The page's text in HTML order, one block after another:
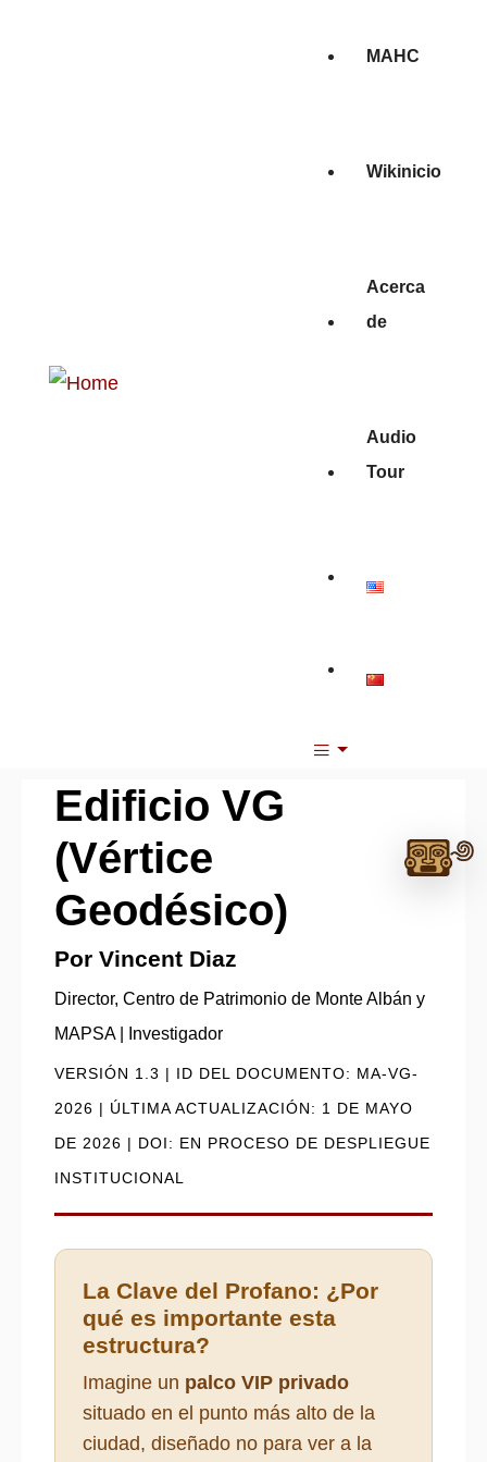
Ask
me
Monte
GPT
MAHC
Wikinicio
Acerca
de
Audio
Tour
Edificio VG
(Vértice
Geodésico)
Por Vincent Diaz
Director, Centro de Patrimonio de Monte Albán y
MAPSA | Investigador
VERSIÓN 1.3 | ID DEL DOCUMENTO: MA-VG-
2026 | ÚLTIMA ACTUALIZACIÓN: 1 DE MAYO
DE 2026 | DOI: EN PROCESO DE DESPLIEGUE
INSTITUCIONAL
La Clave del Profano: ¿Por
qué es importante esta
estructura?
Imagine un palco VIP privado
situado en el punto más alto de la
ciudad, diseñado no para ver a la